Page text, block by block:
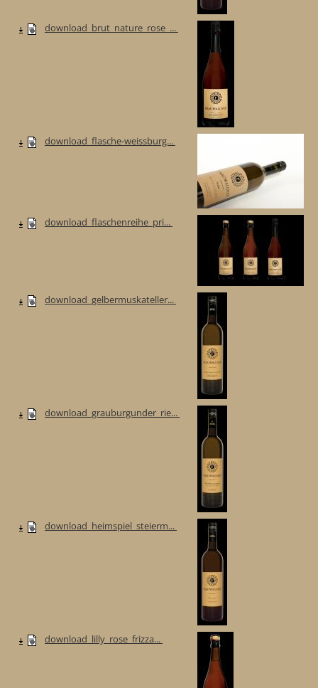
download_brut_nature_rose_...
download_flasche-weissburg...
download_flaschenreihe_pri...
download_gelbermuskateller...
download_grauburgunder_rie...
download_heimspiel_steierm...
download_lilly_rose_frizza...